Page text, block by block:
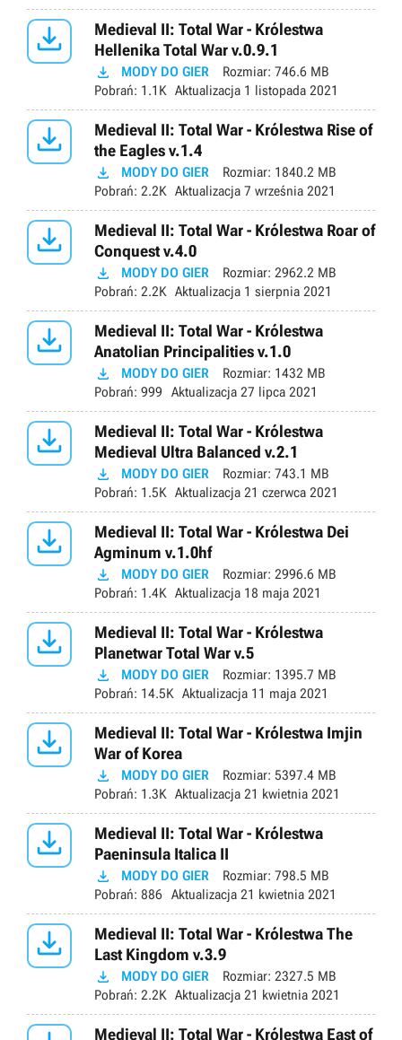

Medieval II: Total War - Królestwa
Hellenika Total War v.0.9.1
 MODY DO GIER Rozmiar: 746.6 MB
Pobrań: 1.1K Aktualizacja 1 listopada 2021

Medieval II: Total War - Królestwa Rise of
the Eagles v.1.4
 MODY DO GIER Rozmiar: 1840.2 MB
Pobrań: 2.2K Aktualizacja 7 września 2021

Medieval II: Total War - Królestwa Roar of
Conquest v.4.0
 MODY DO GIER Rozmiar: 2962.2 MB
Pobrań: 2.2K Aktualizacja 1 sierpnia 2021

Medieval II: Total War - Królestwa
Anatolian Principalities v.1.0
 MODY DO GIER Rozmiar: 1432 MB
Pobrań: 999 Aktualizacja 27 lipca 2021

Medieval II: Total War - Królestwa
Medieval Ultra Balanced v.2.1
 MODY DO GIER Rozmiar: 743.1 MB
Pobrań: 1.5K Aktualizacja 21 czerwca 2021

Medieval II: Total War - Królestwa Dei
Agminum v.1.0hf
 MODY DO GIER Rozmiar: 2996.6 MB
Pobrań: 1.4K Aktualizacja 18 maja 2021

Medieval II: Total War - Królestwa
Planetwar Total War v.5
 MODY DO GIER Rozmiar: 1395.7 MB
Pobrań: 14.5K Aktualizacja 11 maja 2021

Medieval II: Total War - Królestwa Imjin
War of Korea
 MODY DO GIER Rozmiar: 5397.4 MB
Pobrań: 1.3K Aktualizacja 21 kwietnia 2021

Medieval II: Total War - Królestwa
Paeninsula Italica II
 MODY DO GIER Rozmiar: 798.5 MB
Pobrań: 886 Aktualizacja 21 kwietnia 2021

Medieval II: Total War - Królestwa The
Last Kingdom v.3.9
 MODY DO GIER Rozmiar: 2327.5 MB
Pobrań: 2.2K Aktualizacja 21 kwietnia 2021
Medieval II: Total War - Królestwa East of